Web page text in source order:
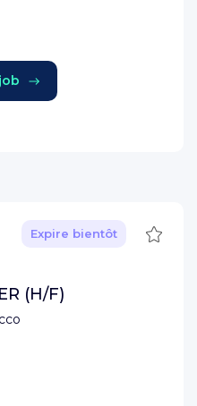
Expire bientôt
(H/F)